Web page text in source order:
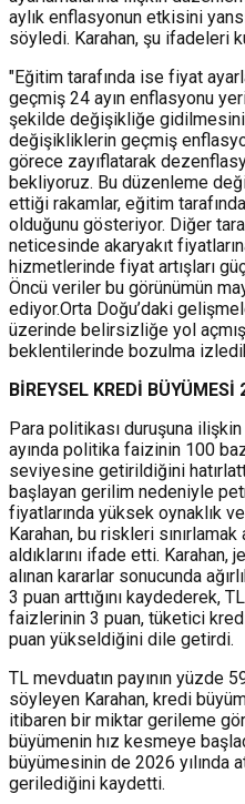
aylık enflasyonun etkisini
söyledi. Karahan, şu ifadeleri
"Eğitim tarafında ise fiyat
geçmiş 24 ayın enflasyonu
şekilde değişikliğe
değişikliklerin geçmiş
görece zayıflatarak
bekliyoruz. Bu düzenleme
ettiği rakamlar, eğitim
olduğunu gösteriyor. Diğer
neticesinde akaryakıt
hizmetlerinde fiyat artışları
Öncü veriler bu görünümün
ediyor.Orta Doğu’daki
üzerinde belirsizliğe yol
beklentilerinde bozulma
BİREYSEL KREDİ
Para politikası duruşuna ilişkin
ayında politika faizinin 100
seviyesine getirildiğini
başlayan gerilim nedeniyle
fiyatlarında yüksek oynaklık
Karahan, bu riskleri sınırlamak
aldıklarını ifade etti.
alınan kararlar sonucunda
3 puan arttığını kaydederek,
faizlerinin 3 puan, tüketici
puan yükseldiğini dile getirdi.
TL mevduatın payının yüzde
söyleyen Karahan, kredi
itibaren bir miktar gerileme
büyümenin hız kesmeye
büyümesinin de 2026 yılında
gerilediğini kaydetti.